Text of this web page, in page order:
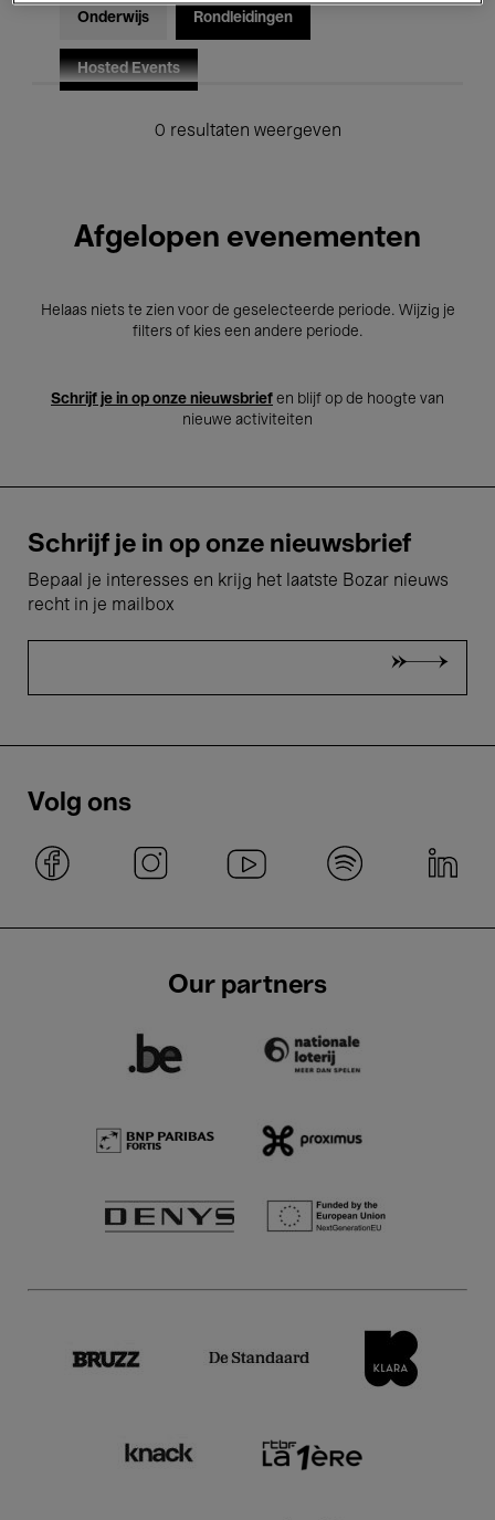
Onderwijs Rondleidingen
Hosted Events
0 resultaten weergeven
Afgelopen evenementen
Helaas niets te zien voor de geselecteerde periode. Wijzig je
filters of kies een andere periode.
Schrijf je in op onze nieuwsbrief en blijf op de hoogte van
nieuwe activiteiten
Schrijf je in op onze nieuwsbrief
Bepaal je interesses en krijg het laatste Bozar nieuws
recht in je mailbox
Volg ons
Our partners